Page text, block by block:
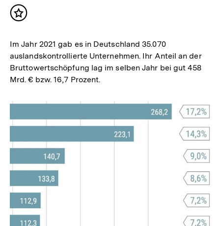
Inhalt
Im Jahr 2021 gab es in Deutschland 35.070
auslandskontrollierte Unternehmen. Ihr Anteil an der
Bruttowertschöpfung lag im selben Jahr bei gut 458
Mrd. € bzw. 16,7 Prozent.